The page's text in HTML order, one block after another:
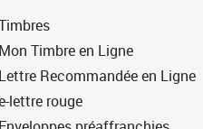
Mon Timbre en Ligne
Lettre Recommandée en Ligne
lettre rouge